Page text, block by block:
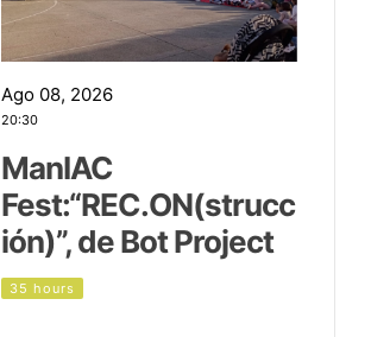
Ago 08, 2026
20:30
ManIAC
Fest:“REC.ON(strucc
ión)”, de Bot Project
35 hours